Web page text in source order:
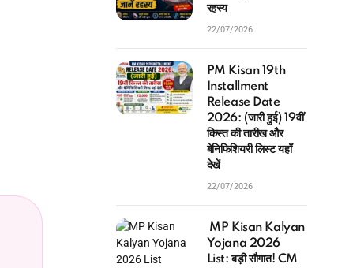
रहस्य
22/07/2026
PM Kisan 19th
Installment
Release Date
2026: (जारी हुई) 19वीं
किस्त की तारीख और
बेनिफिशियरी लिस्ट यहाँ
देखें
22/07/2026
MP Kisan Kalyan
Yojana 2026
List: बड़ी सौगात! CM